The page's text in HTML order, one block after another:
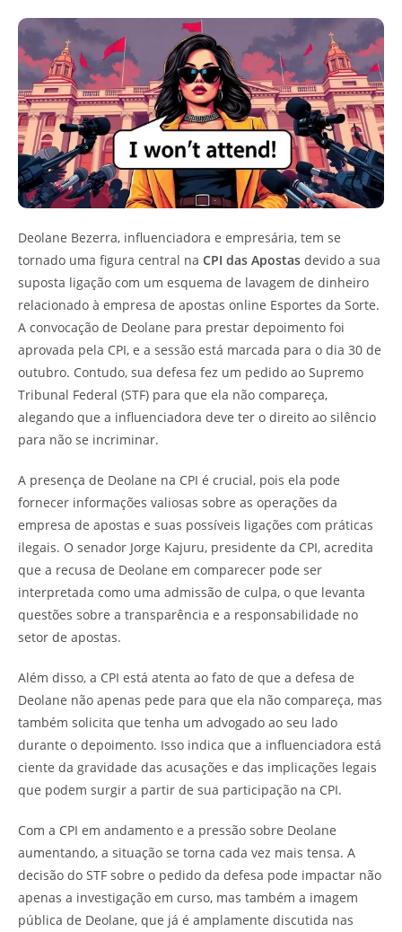
Deolane Bezerra, influenciadora e empresária, tem se
tornado uma figura central na CPI das Apostas devido a sua
suposta ligação com um esquema de lavagem de dinheiro
relacionado à empresa de apostas online Esportes da Sorte.
A convocação de Deolane para prestar depoimento foi
aprovada pela CPI, e a sessão está marcada para o dia 30 de
outubro. Contudo, sua defesa fez um pedido ao Supremo
Tribunal Federal (STF) para que ela não compareça,
alegando que a influenciadora deve ter o direito ao silêncio
para não se incriminar.
A presença de Deolane na CPI é crucial, pois ela pode
fornecer informações valiosas sobre as operações da
empresa de apostas e suas possíveis ligações com práticas
ilegais. O senador Jorge Kajuru, presidente da CPI, acredita
que a recusa de Deolane em comparecer pode ser
interpretada como uma admissão de culpa, o que levanta
questões sobre a transparência e a responsabilidade no
setor de apostas.
Além disso, a CPI está atenta ao fato de que a defesa de
Deolane não apenas pede para que ela não compareça, mas
também solicita que tenha um advogado ao seu lado
durante o depoimento. Isso indica que a influenciadora está
ciente da gravidade das acusações e das implicações legais
que podem surgir a partir de sua participação na CPI.
Com a CPI em andamento e a pressão sobre Deolane
aumentando, a situação se torna cada vez mais tensa. A
decisão do STF sobre o pedido da defesa pode impactar não
apenas a investigação em curso, mas também a imagem
pública de Deolane, que já é amplamente discutida nas